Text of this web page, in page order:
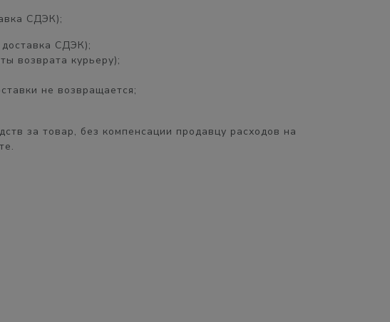
СДЭК);
доставка СДЭК);
возврата курьеру);
не возвращается;
за товар, без компенсации продавцу расходов на